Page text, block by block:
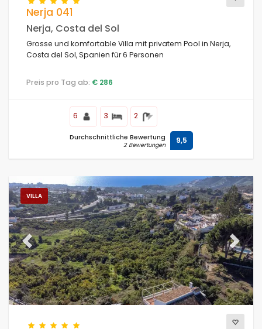
Nerja 041
Nerja, Costa del Sol
Grosse und komfortable Villa mit privatem Pool in Nerja,
Costa del Sol, Spanien für 6 Personen
Preis pro Tag ab: € 286
6 3 2
Durchschnittliche Bewertung
2 Bewertungen 9,5
VILLA
Previous Next